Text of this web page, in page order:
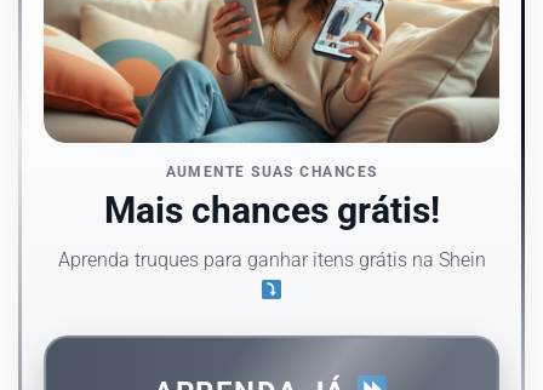
AUMENTE SUAS CHANCES
Mais chances grátis!
Aprenda truques para ganhar itens grátis na Shein